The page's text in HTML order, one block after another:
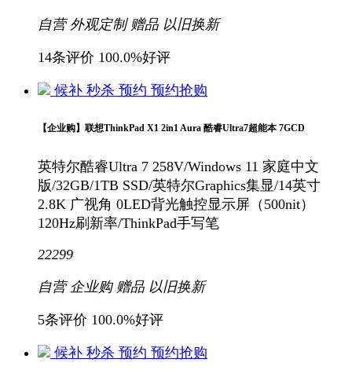
自营 外观定制 赠品 以旧换新
14条评价 100.0%好评
候补 秒杀 预约 预约抢购
【企业购】联想ThinkPad X1 2in1 Aura 酷睿Ultra7超能本 7GCD
英特尔酷睿Ultra 7 258V/Windows 11 家庭中文
版/32GB/1TB SSD/英特尔Graphics集显/14英寸
2.8K 广视角 0LED背光触控显示屏（500nit）
120Hz刷新率/ThinkPad手写笔
22299
自营 企业购 赠品 以旧换新
5条评价 100.0%好评
候补 秒杀 预约 预约抢购